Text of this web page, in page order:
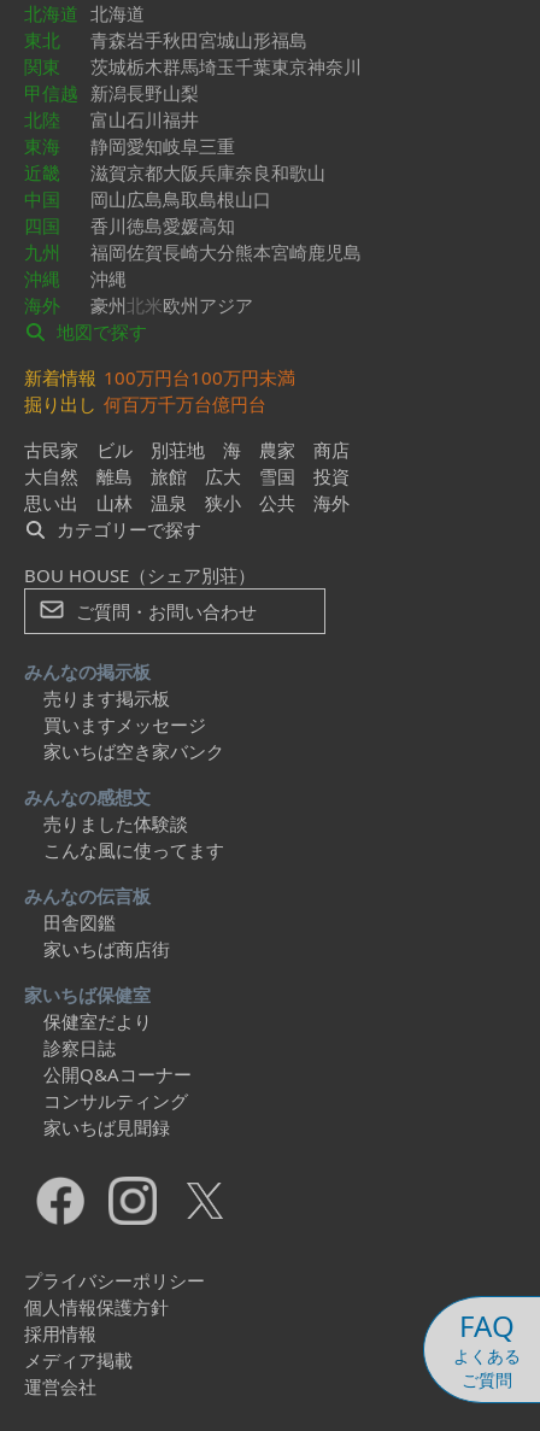
FAQ
よくある
ご質問
北海道 北海道
東北
青森岩手秋田宮城山形福島
関東
茨城栃木群馬埼玉千葉東京神奈川
甲信越 新潟長野山梨
北陸
富山石川福井
東海
静岡愛知岐阜三重
近畿
滋賀京都大阪兵庫奈良和歌山
中国
岡山広島鳥取島根山口
四国
香川徳島愛媛高知
九州
福岡佐賀長崎大分熊本宮崎鹿児島
沖縄
沖縄
海外
豪州北米欧州アジア
地図で探す
新着情報 100万円台100万円未満
掘り出し 何百万千万台億円台
古民家
ビル 別荘地 海 農家
商店
大自然
離島 旅館 広大 雪国
投資
思い出
山林 温泉 狭小 公共
海外
カテゴリーで探す
BOU HOUSE（シェア別荘）
ご質問・お問い合わせ
みんなの掲示板
売ります掲示板
買いますメッセージ
家いちば空き家バンク
みんなの感想文
売りました体験談
こんな風に使ってます
みんなの伝言板
田舎図鑑
家いちば商店街
家いちば保健室
保健室だより
診察日誌
公開Q&Aコーナー
コンサルティング
家いちば見聞録
プライバシーポリシー
個人情報保護方針
採用情報
メディア掲載
運営会社